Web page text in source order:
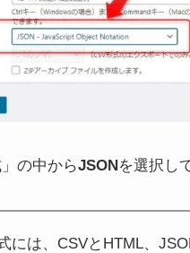
の中からJSONを選択し
には、CSVとHTML、